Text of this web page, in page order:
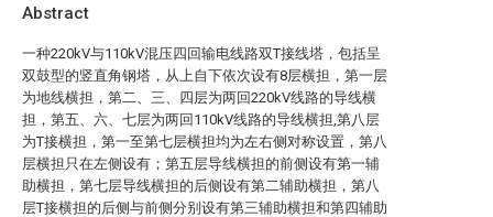
Abstract
一种220kV与110kV混压四回输电线路双T接线塔，包括呈
双鼓型的竖直角钢塔，从上自下依次设有8层横担，第一层
为地线横担，第二、三、四层为两回220kV线路的导线横
担，第五、六、七层为两回110kV线路的导线横担,第八层
为T接横担，第一至第七层横担均为左右侧对称设置，第八
层横担只在左侧设有；第五层导线横担的前侧设有第一辅
助横担，第七层导线横担的后侧设有第二辅助横担，第八
层T接横担的后侧与前侧分别设有第三辅助横担和第四辅助